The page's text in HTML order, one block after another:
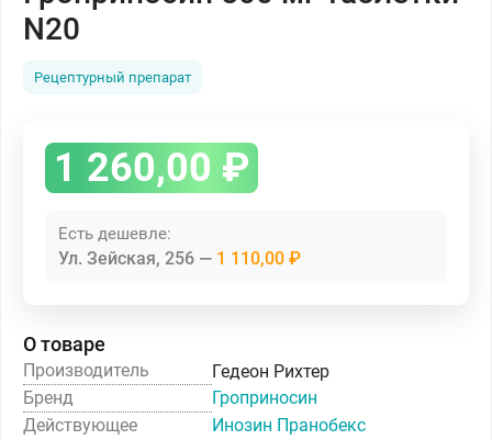
N20
Рецептурный препарат
1 260,00 ₽
Есть дешевле:
Ул. Зейская, 256 1 110,00 ₽
О товаре
Производитель
Гедеон Рихтер
Бренд
Гроприносин
Действующее
Инозин Пранобекс